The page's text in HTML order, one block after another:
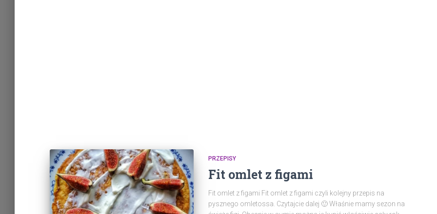
PRZEPISY
Fit omlet z figami
Fit omlet z figami Fit omlet z figami czyli kolejny przepis na
pysznego omletossa. Czytajcie dalej 🙂 Właśnie mamy sezon na